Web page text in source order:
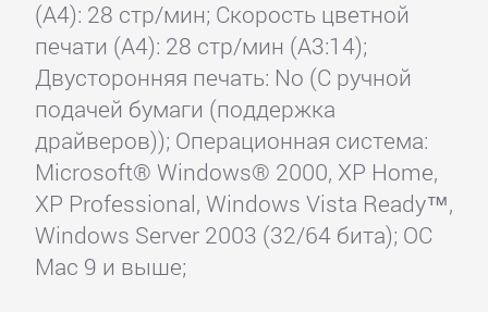
(А4): 28 стр/мин; Скорость цветной
печати (А4): 28 стр/мин (A3:14);
Двусторонняя печать: No (С ручной
подачей бумаги (поддержка
драйверов)); Операционная система:
Microsoft® Windows® 2000, XP Home,
XP Professional, Windows Vista Ready™,
Windows Server 2003 (32/64 бита); ОС
Mac 9 и выше;